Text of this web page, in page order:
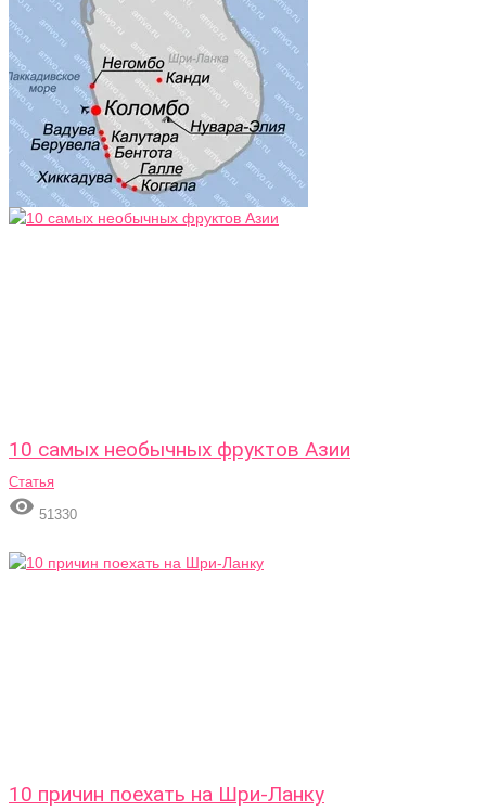
10 самых необычных фруктов Азии
Статья
 51330
10 причин поехать на Шри-Ланку